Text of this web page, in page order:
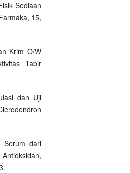
Sediaan
15,
Krim O/W
Tabir
dan Uji
Serum dari